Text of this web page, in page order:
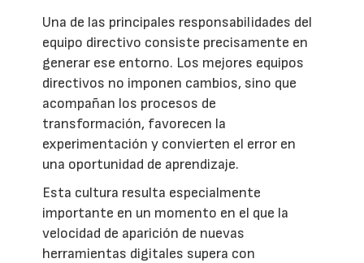
Una de las principales responsabilidades del
equipo directivo consiste precisamente en
generar ese entorno. Los mejores equipos
directivos no imponen cambios, sino que
acompañan los procesos de
transformación, favorecen la
experimentación y convierten el error en
una oportunidad de aprendizaje.
Esta cultura resulta especialmente
importante en un momento en el que la
velocidad de aparición de nuevas
herramientas digitales supera con